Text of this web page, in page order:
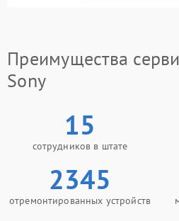
Преимущества
Sony
15
сотрудников в штате
2345
отремонтированных устройств